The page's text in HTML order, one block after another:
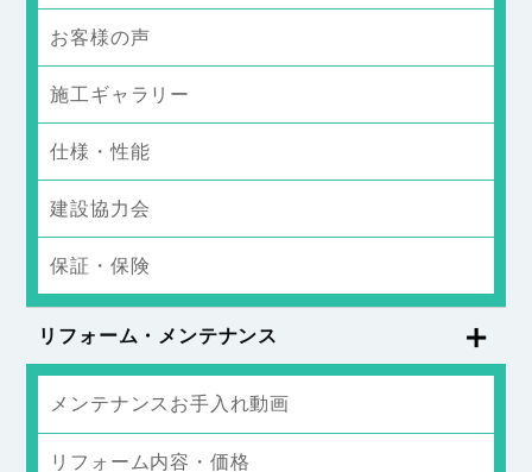
お客様の声
施工ギャラリー
仕様・性能
建設協力会
保証・保険
リフォーム・メンテナンス
メンテナンスお手入れ動画
リフォーム内容・価格